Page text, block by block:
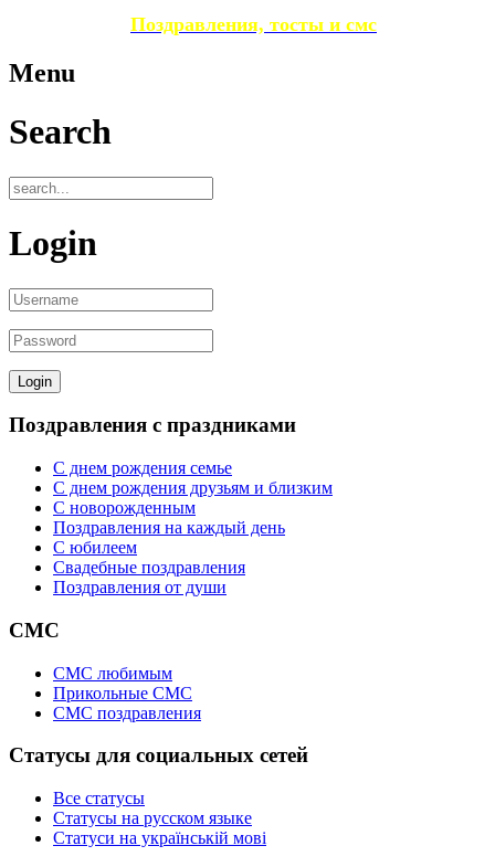
Поздравления, тосты и смс
Menu
Search
Login
Поздравления с праздниками
С днем рождения семье
С днем рождения друзьям и близким
C новорожденным
Поздравления на каждый день
С юбилеем
Свадебные поздравления
Поздравления от души
СМС
СМС любимым
Прикольные СМС
СМС поздравления
Статусы для социальных сетей
Все статусы
Статусы на русском языке
Статуси на українській мові